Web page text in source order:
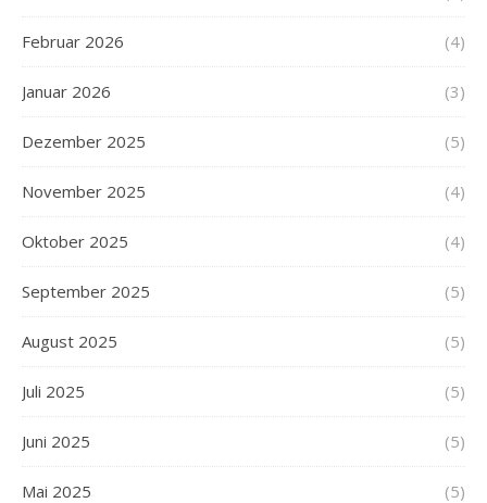
Februar 2026 (4)
Januar 2026 (3)
Dezember 2025 (5)
November 2025 (4)
Oktober 2025 (4)
September 2025 (5)
August 2025 (5)
Juli 2025 (5)
Juni 2025 (5)
Mai 2025 (5)